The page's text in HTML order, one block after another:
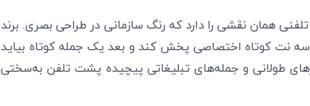
همان نقشی را دارد که رنگ سازمانی در طراحی بصری. برند
نت کوتاه اختصاصی پخش کند و بعد یک جمله کوتاه بیاید
طولانی و جمله‌های تبلیغاتی پیچیده پشت تلفن به‌سختی